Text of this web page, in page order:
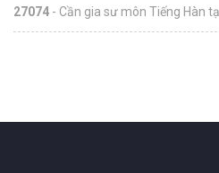
27074 - Cần gia sư môn Tiếng Hàn